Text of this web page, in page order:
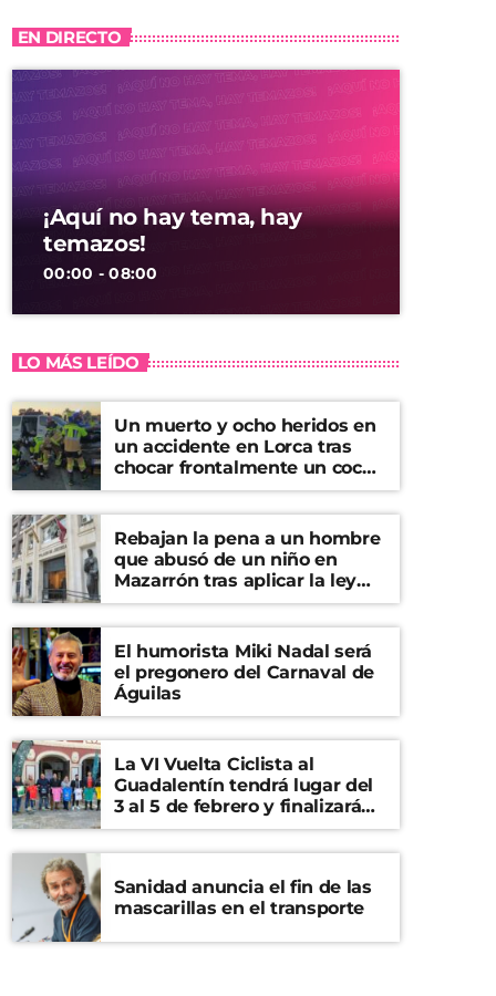
EN DIRECTO
¡Aquí no hay tema, hay
temazos!
00:00 - 08:00
LO MÁS LEÍDO
Un muerto y ocho heridos en
un accidente en Lorca tras
chocar frontalmente un coche
y una furgoneta
Rebajan la pena a un hombre
que abusó de un niño en
Mazarrón tras aplicar la ley
del ‘solo sí es sí’
El humorista Miki Nadal será
el pregonero del Carnaval de
Águilas
La VI Vuelta Ciclista al
Guadalentín tendrá lugar del
3 al 5 de febrero y finalizará
en el Castillo de Lorca
Sanidad anuncia el fin de las
mascarillas en el transporte